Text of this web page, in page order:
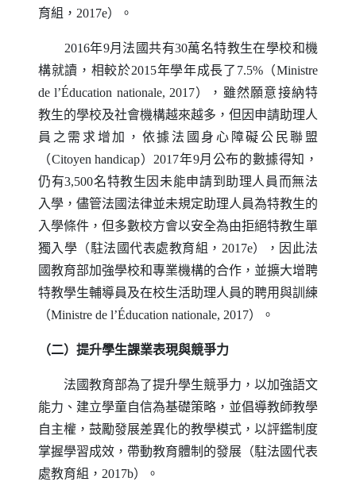
育組，2017e）。
2016年9月法國共有30萬名特教生在學校和機
構就讀，相較於2015年學年成長了7.5%（Ministre
de l’Éducation nationale, 2017），雖然願意接納特
教生的學校及社會機構越來越多，但因申請助理人
員之需求增加，依據法國身心障礙公民聯盟
（Citoyen handicap）2017年9月公布的數據得知，
仍有3,500名特教生因未能申請到助理人員而無法
入學，儘管法國法律並未規定助理人員為特教生的
入學條件，但多數校方會以安全為由拒絕特教生單
獨入學（駐法國代表處教育組，2017e），因此法
國教育部加強學校和專業機構的合作，並擴大增聘
特教學生輔導員及在校生活助理人員的聘用與訓練
（Ministre de l’Éducation nationale, 2017）。
（二）提升學生課業表現與競爭力
法國教育部為了提升學生競爭力，以加強語文
能力、建立學童自信為基礎策略，並倡導教師教學
自主權，鼓勵發展差異化的教學模式，以評鑑制度
掌握學習成效，帶動教育體制的發展（駐法國代表
處教育組，2017b）。